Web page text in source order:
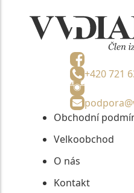
+420 721
Obchodní
Velkoobchod
O nás
Kontakt